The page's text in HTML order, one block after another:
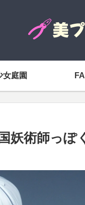
女庭園
妖術師っぽ